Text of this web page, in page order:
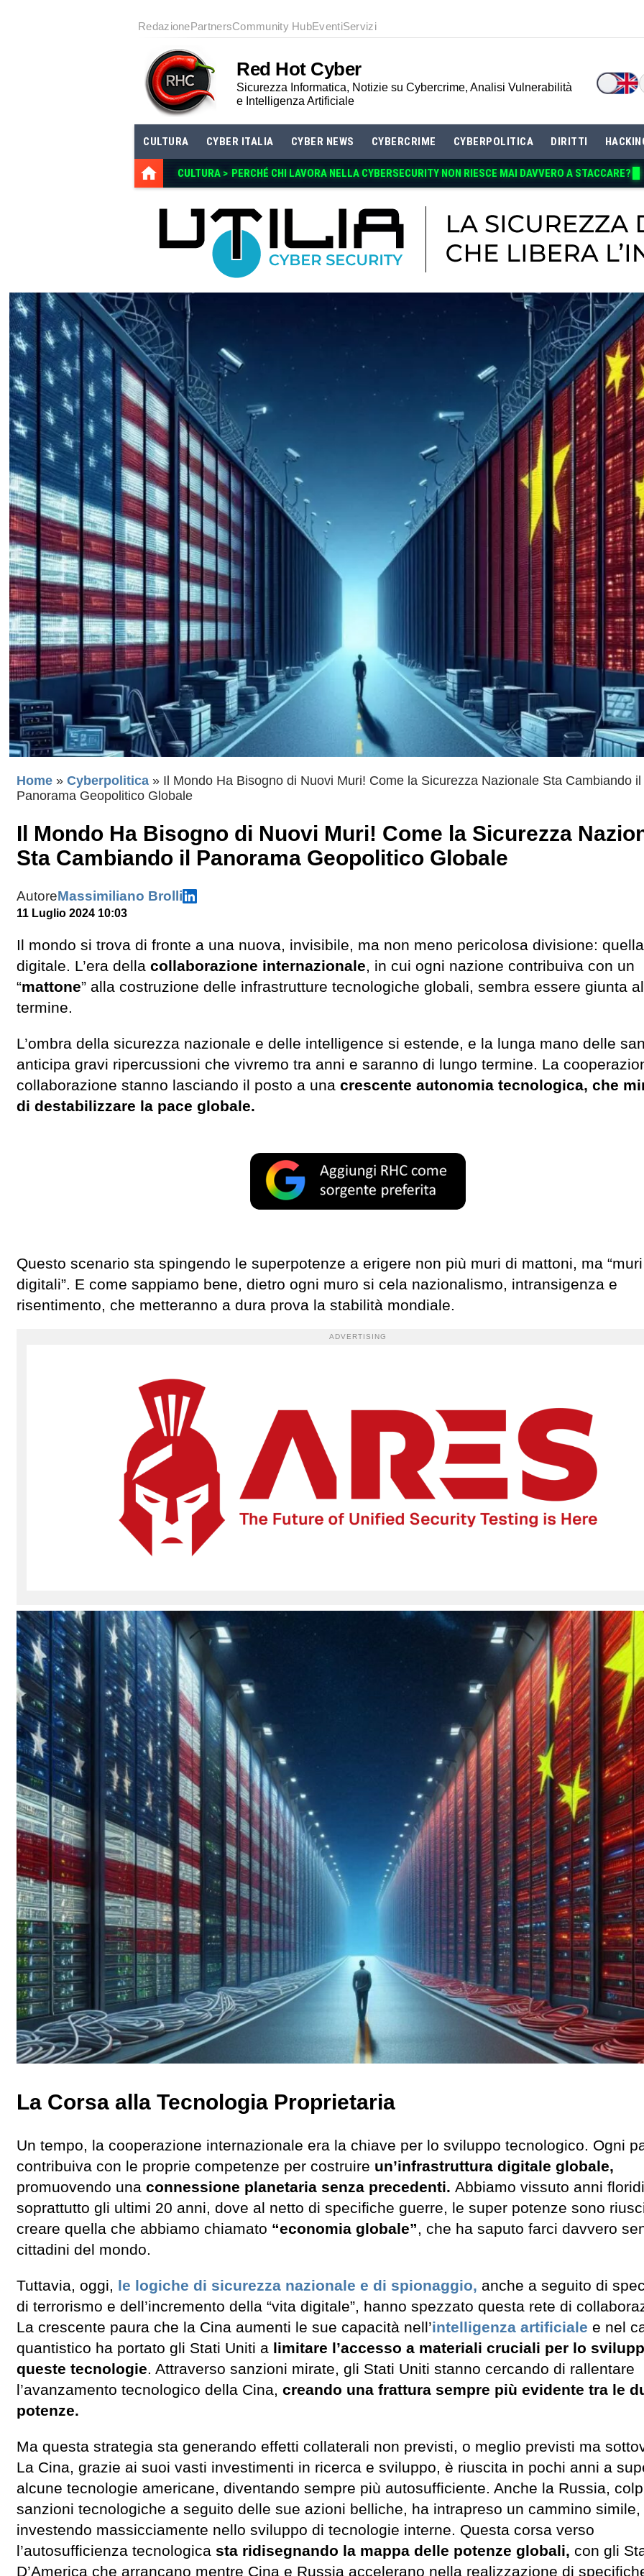
RedazionePartnersCommunity HubEventiServizi
Red Hot Cyber
Sicurezza Informatica, Notizie su Cybercrime, Analisi Vulnerabilità
e Intelligenza Artificiale
CULTURA CYBER ITALIA CYBER NEWS CYBERCRIME CYBERPOLITICA DIRITTI
CULTURA > PERCHÉ CHI LAVORA NE
Home » Cyberpolitica » Il Mondo Ha Bisogno di Nuovi Muri! Come la Sicurezza Nazionale Sta Cambiando il
Panorama Geopolitico Globale
Il Mondo Ha Bisogno di Nuovi Muri! Come la Sicurezza
Sta Cambiando il Panorama Geopolitico Globale
AutoreMassimiliano Brolli
11 Luglio 2024 10:03
Il mondo si trova di fronte a una nuova, invisibile, ma non meno pericolosa divisione: quella
digitale. L’era della collaborazione internazionale, in cui ogni nazione contribuiva con un
“mattone” alla costruzione delle infrastrutture tecnologiche globali, sembra essere giunta al
termine.
L’ombra della sicurezza nazionale e delle intelligence si estende, e la lunga mano delle
anticipa gravi ripercussioni che vivremo tra anni e saranno di lungo termine. La
collaborazione stanno lasciando il posto a una crescente autonomia tecnologica, che
di destabilizzare la pace globale.
Questo scenario sta spingendo le superpotenze a erigere non più muri di mattoni, ma “muri
digitali”. E come sappiamo bene, dietro ogni muro si cela nazionalismo, intransigenza e
risentimento, che metteranno a dura prova la stabilità mondiale.
ADVERTISING
La Corsa alla Tecnologia Proprietaria
Un tempo, la cooperazione internazionale era la chiave per lo sviluppo tecnologico. Ogni
contribuiva con le proprie competenze per costruire un’infrastruttura digitale globale,
promuovendo una connessione planetaria senza precedenti. Abbiamo vissuto anni
soprattutto gli ultimi 20 anni, dove al netto di specifiche guerre, le super potenze sono
creare quella che abbiamo chiamato “economia globale”, che ha saputo farci davvero
cittadini del mondo.
Tuttavia, oggi, le logiche di sicurezza nazionale e di spionaggio, anche a seguito di
di terrorismo e dell’incremento della “vita digitale”, hanno spezzato questa rete di
La crescente paura che la Cina aumenti le sue capacità nell’intelligenza artificiale e nel
quantistico ha portato gli Stati Uniti a limitare l’accesso a materiali cruciali per lo
queste tecnologie. Attraverso sanzioni mirate, gli Stati Uniti stanno cercando di rallentare
l’avanzamento tecnologico della Cina, creando una frattura sempre più evidente tra le
potenze.
Ma questa strategia sta generando effetti collaterali non previsti, o meglio previsti ma
La Cina, grazie ai suoi vasti investimenti in ricerca e sviluppo, è riuscita in pochi anni a
alcune tecnologie americane, diventando sempre più autosufficiente. Anche la Russia,
sanzioni tecnologiche a seguito delle sue azioni belliche, ha intrapreso un cammino simile,
investendo massicciamente nello sviluppo di tecnologie interne. Questa corsa verso
l’autosufficienza tecnologica sta ridisegnando la mappa delle potenze globali, con gli
D’America che arrancano mentre Cina e Russia accelerano nella realizzazione di